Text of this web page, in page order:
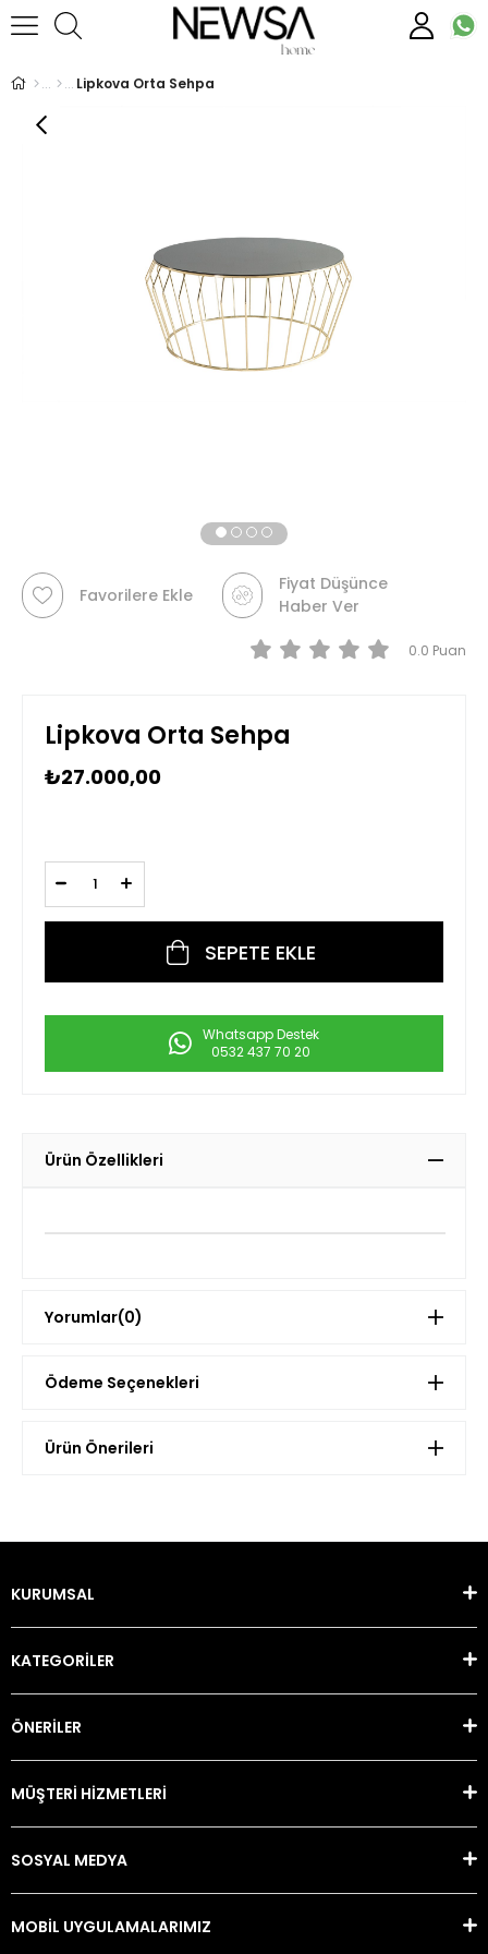
Lipkova Orta Sehpa
Favorilere Ekle
Fiyat Düşünce
Haber Ver
0.0
Lipkova Orta Sehpa
₺27.000,00
Whatsapp Destek
0532 437 70 20
Ürün Özellikleri
Yorumlar(0)
Ödeme Seçenekleri
Ürün Önerileri
KURUMSAL
KATEGORİLER
ÖNERİLER
MÜŞTERİ HİZMETLERİ
SOSYAL MEDYA
MOBİL UYGULAMALARIMIZ